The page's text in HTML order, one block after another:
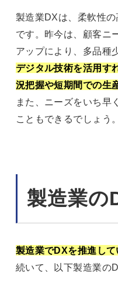
製造業DXは、柔軟性
です。昨今は、顧客ニ
アップにより、多品種
デジタル技術を活用す
況把握や短期間での生
また、ニーズをいち早
こともできるでしょう。
製造業の
製造業でDXを推進して
続いて、以下製造業の